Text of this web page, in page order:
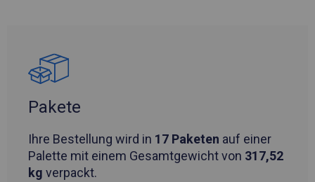
Pakete
Ihre Bestellung wird in 17 Paketen auf einer
Palette mit einem Gesamtgewicht von 317,52
kg verpackt.